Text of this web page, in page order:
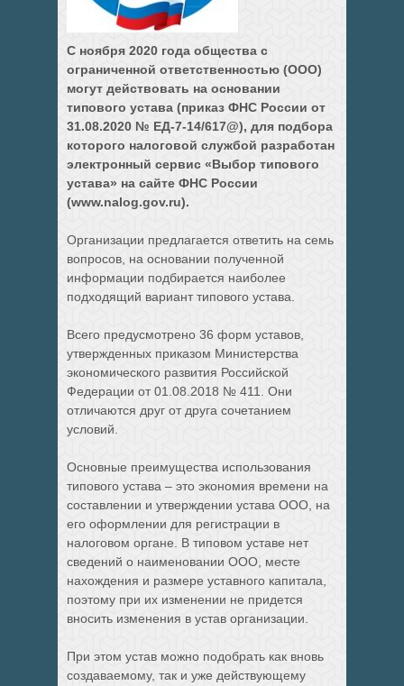
С ноября 2020 года общества с
ограниченной ответственностью (ООО)
могут действовать на основании
типового устава (приказ ФНС России от
31.08.2020 № ЕД-7-14/617@), для подбора
которого налоговой службой разработан
электронный сервис «Выбор типового
устава» на сайте ФНС России
(www.nalog.gov.ru).
Организации предлагается ответить на семь
вопросов, на основании полученной
информации подбирается наиболее
подходящий вариант типового устава.
Всего предусмотрено 36 форм уставов,
утвержденных приказом Министерства
экономического развития Российской
Федерации от 01.08.2018 № 411. Они
отличаются друг от друга сочетанием
условий.
Основные преимущества использования
типового устава – это экономия времени на
составлении и утверждении устава ООО, на
его оформлении для регистрации в
налоговом органе. В типовом уставе нет
сведений о наименовании ООО, месте
нахождения и размере уставного капитала,
поэтому при их изменении не придется
вносить изменения в устав организации.
При этом устав можно подобрать как вновь
создаваемому, так и уже действующему